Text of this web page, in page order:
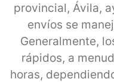
provincial, Ávila,
envíos se
Generalmente,
rápidos, a
horas,